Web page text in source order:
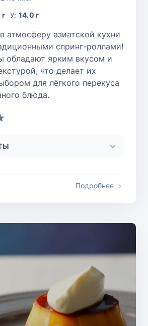
У: 14.0 г
атмосферу азиатской кухни
спринг-роллами!
обладают ярким вкусом и
что делает их
для лёгкого перекуса
блюда.
Подробнее